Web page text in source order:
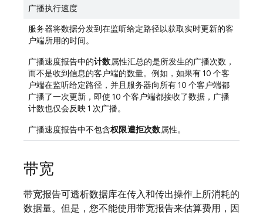
广播执行速度
服务器将数据分发到在监听给定路径以获取实时更新的客
户端所用的时间。
广播速度报告中的计数属性汇总的是所发生的广播次数，
而不是收到信息的客户端的数量。例如，如果有 10 个客
户端在监听给定路径，并且服务器向所有 10 个客户端都
广播了一次更新，即使 10 个客户端都接收了数据，广播
计数也仅会反映 1 次广播。
广播速度报告中不包含权限遭拒次数属性。
带宽
带宽报告可透析数据库在传入和传出操作上所消耗的
数据量。但是，您不能使用带宽报告来估算费用，因